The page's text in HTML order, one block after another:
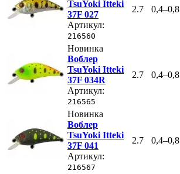
TsuYoki Itteki
37F 027
Артикул:
216560
2.7 0,4–0,8
Новинка
Воблер
TsuYoki Itteki
37F 034R
Артикул:
216565
2.7 0,4–0,8
Новинка
Воблер
TsuYoki Itteki
37F 041
Артикул:
216567
2.7 0,4–0,8